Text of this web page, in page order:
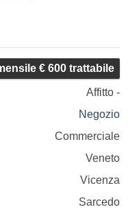
€ 600 trattabile
Affitto -
Negozio
Commerciale
Veneto
Vicenza
Sarcedo